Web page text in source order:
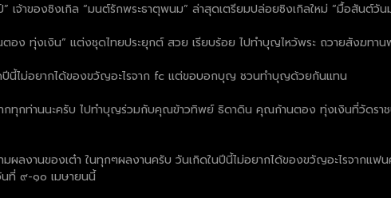
จ้าของซิงเกิล “มนต์รักพระธาตุพนม” ล่าสุดเตรียมปล่อยซิงเกิลใหม่ “มื้อสันต์วั
อง ทุ่งเงิน” แต่งชุดไทยประยุกต์ สวย เรียบร้อย ไปทำบุญไหว้พระ ถวายสังฆทา
ดปีนี้ไม่อยากได้ของขวัญอะไรจาก fc แต่ขอบอกบุญ ชวนทำบุญด้วยกันแทน
กทุกท่านนะครับ ไปทำบุญร่วมกับคุณข้าวทิพย์ ธิดาดิน คุณก้านตอง ทุ่งเงินที่วัดร
ผลงานของเต๋า ในทุกๆผลงานครับ วันเกิดในปีนี้ไม่อยากได้ของขวัญอะไรจากแ
นที่ ๙-๑๐ เมษายนนี้